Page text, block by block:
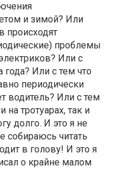
и зимой? Или
происходят
проблемы
Или с
Или с тем что
периодически
водитель? Или с тем
на тротуарах, так и
долго. И это я не
собираюсь читать
в голову! И это я
о крайне малом